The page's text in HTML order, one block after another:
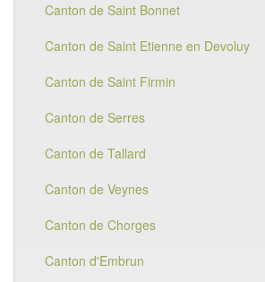
Canton de Saint Bonnet
Canton de Saint Etienne en Devoluy
Canton de Saint Firmin
Canton de Serres
Canton de Tallard
Canton de Veynes
Canton de Chorges
Canton d'Embrun